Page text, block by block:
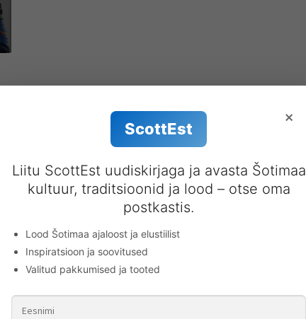
×
ScottEst
Liitu ScottEst uudiskirjaga ja avasta Šotimaa
kultuur, traditsioonid ja lood – otse oma
postkastis.
Lood Šotimaa ajaloost ja elustiilist
Inspiratsioon ja soovitused
Valitud pakkumised ja tooted